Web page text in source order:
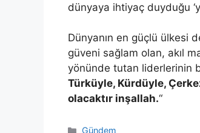
dünyaya ihtiyaç duyduğu
Dünyanın en güçlü ülkesi
güveni sağlam olan, akıl
yönünde tutan liderlerinin
Türküyle, Kürdüyle,
olacaktır inşallah.“
Kategoriler
Gündem